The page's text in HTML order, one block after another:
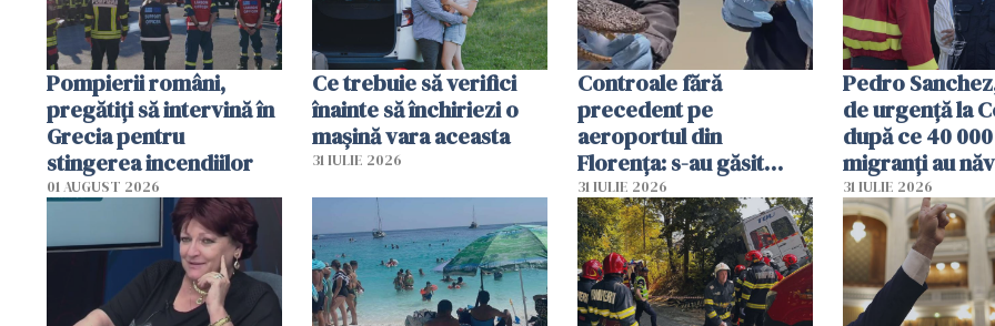
Pompierii români,
pregătiţi să intervină în
Grecia pentru
stingerea incendiilor
01 AUGUST 2026
Ce trebuie să verifici
înainte să închiriezi o
mașină vara aceasta
31 IULIE 2026
Controale fără
precedent pe
aeroportul din
Florența: s-au găsit
capete de aligator și o
sumă imensă de bani
31 IULIE 2026
Pedro
de urgență la
după ce 40
migranți au
teritoriul
mobiliza toate
resursele"
31 IULIE 2026